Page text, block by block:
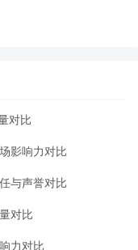
对比
影响力对比
与声誉对比
对比
力对比